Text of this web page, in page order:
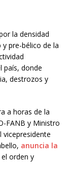
la densidad
pre-bélico de la
país, donde
destrozos y
a horas de la
FANB y Ministro
vicepresidente
anuncia la
orden y